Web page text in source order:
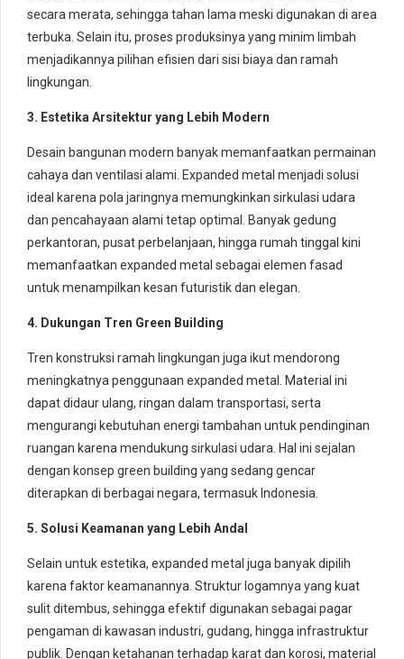
secara merata, sehingga tahan lama meski digunakan di area
terbuka. Selain itu, proses produksinya yang minim limbah
menjadikannya pilihan efisien dari sisi biaya dan ramah
lingkungan.
3. Estetika Arsitektur yang Lebih Modern
Desain bangunan modern banyak memanfaatkan permainan
cahaya dan ventilasi alami. Expanded metal menjadi solusi
ideal karena pola jaringnya memungkinkan sirkulasi udara
dan pencahayaan alami tetap optimal. Banyak gedung
perkantoran, pusat perbelanjaan, hingga rumah tinggal kini
memanfaatkan expanded metal sebagai elemen fasad
untuk menampilkan kesan futuristik dan elegan.
4. Dukungan Tren Green Building
Tren konstruksi ramah lingkungan juga ikut mendorong
meningkatnya penggunaan expanded metal. Material ini
dapat didaur ulang, ringan dalam transportasi, serta
mengurangi kebutuhan energi tambahan untuk pendinginan
ruangan karena mendukung sirkulasi udara. Hal ini sejalan
dengan konsep green building yang sedang gencar
diterapkan di berbagai negara, termasuk Indonesia.
5. Solusi Keamanan yang Lebih Andal
Selain untuk estetika, expanded metal juga banyak dipilih
karena faktor keamanannya. Struktur logamnya yang kuat
sulit ditembus, sehingga efektif digunakan sebagai pagar
pengaman di kawasan industri, gudang, hingga infrastruktur
publik. Dengan ketahanan terhadap karat dan korosi, material